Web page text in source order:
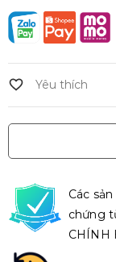
Các
chứng
CHÍNH